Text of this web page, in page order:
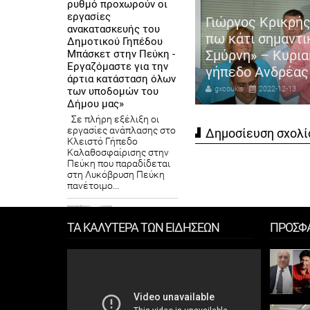
Συναυλία
Δήμου Βάρης Βούλας
με κορυφαίους
2022-12-21
Γιώργος
πω κάτι
Σμύρνη» –
γήπεδο
gxcoukis 2022-12-13
Δημοσίευση
ρυθμό προχωρούν οι
εργασίες
ανακατασκευής του
Δημοτικού Γηπέδου
Μπάσκετ στην Πεύκη -
Εργαζόμαστε για την
άρτια κατάσταση όλων
των υποδομών του
Δήμου μας»
Σε πλήρη εξέλιξη οι
εργασίες ανάπλασης στο
Κλειστό Γήπεδο
Καλαθοσφαίρισης στην
Πεύκη που παραδίδεται
στη Λυκόβρυση Πεύκη
πανέτοιμο...
Ελλάδα
των
– Συμμετοχή της
ΤΑ ΚΑΛΥΤΕΡΑ ΤΩΝ ΕΙΔΗΣΕΩΝ